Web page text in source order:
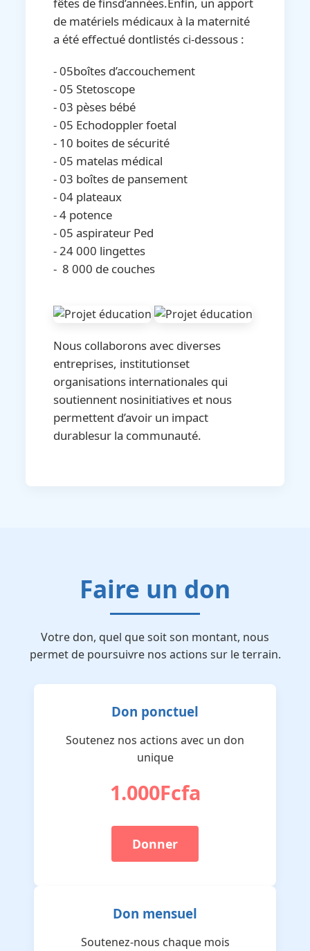
de matériels médicaux à la maternité
a été effectué dontlistés ci-dessous :
- 05boîtes d’accouchement
- ⁠05 Stetoscope
- ⁠03 pèses bébé
- ⁠05 Echodoppler foetal
- ⁠10 boites de sécurité
- ⁠05 matelas médical
- ⁠03 boîtes de pansement
- ⁠04 plateaux
- ⁠4 potence
- ⁠05 aspirateur Ped
- ⁠24 000 lingettes
- ⁠ 8 000 de couches
Nous collaborons avec diverses
entreprises, institutionset
organisations internationales qui
soutiennent nosinitiatives et nous
permettent d’avoir un impact
durablesur la communauté.
Faire un don
Votre don, quel que soit son montant, nous
permet de poursuivre nos actions sur le terrain.
Don ponctuel
Soutenez nos actions avec un don
unique
1.000Fcfa
Donner
Don mensuel
Soutenez-nous chaque mois